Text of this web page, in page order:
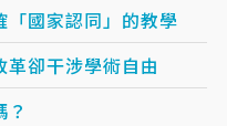
「國家認同」的教學
革卻干涉學術自由